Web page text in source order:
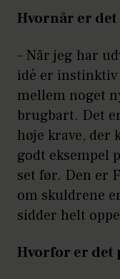
Hvornår er
–Når jeg har
idé er
mellem noget
brugbart. Det
høje krave, der
godt eksempel
set før. Den er
om skuldrene
sidder helt
Hvorfor er det